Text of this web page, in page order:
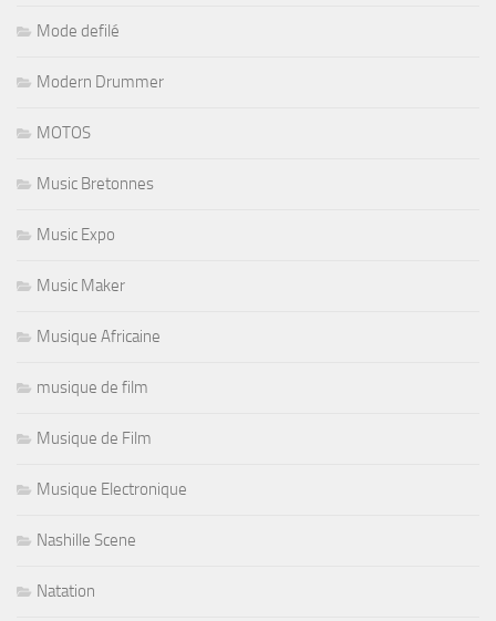
Mode defilé
Modern Drummer
MOTOS
Music Bretonnes
Music Expo
Music Maker
Musique Africaine
musique de film
Musique de Film
Musique Electronique
Nashille Scene
Natation